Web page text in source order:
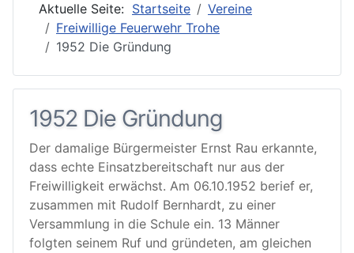
Aktuelle Seite: Startseite
Vereine
Freiwillige Feuerwehr Trohe
1952 Die Gründung
1952 Die Gründung
Der damalige Bürgermeister Ernst Rau erkannte,
dass echte Einsatzbereitschaft nur aus der
Freiwilligkeit erwächst. Am 06.10.1952 berief er,
zusammen mit Rudolf Bernhardt, zu einer
Versammlung in die Schule ein. 13 Männer
folgten seinem Ruf und gründeten, am gleichen